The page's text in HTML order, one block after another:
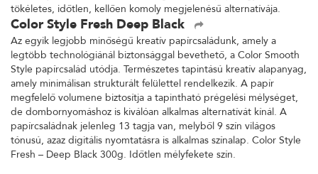
tökéletes, időtlen, kellően komoly megjelenésű alternatívája.
Color Style Fresh Deep Black
Az egyik legjobb minőségű kreatív papírcsaládunk, amely a
legtöbb technológiánál biztonsággal bevethető, a Color Smooth
Style papírcsalád utódja. Természetes tapintású kreatív alapanyag,
amely minimálisan strukturált felülettel rendelkezik. A papír
megfelelő volumene biztosítja a tapintható prégelési mélységet,
de dombornyomáshoz is kiválóan alkalmas alternatívát kínál. A
papírcsaládnak jelenleg 13 tagja van, melyből 9 szín világos
tónusú, azaz digitális nyomtatásra is alkalmas színalap. Color Style
Fresh – Deep Black 300g. Időtlen mélyfekete szín.